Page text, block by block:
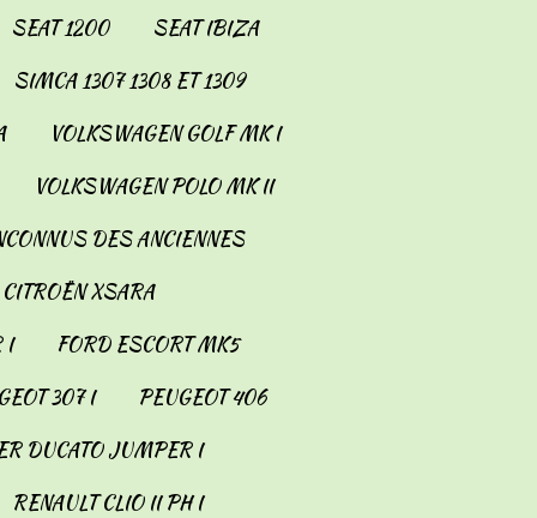
SEAT 1200
SEAT IBIZA
SIMCA 1307 1308 ET 1309
VOLKSWAGEN GOLF MK I
VOLKSWAGEN POLO MK II
DES ANCIENNES
CITROËN XSARA
I
FORD ESCORT MK5
307 I
PEUGEOT 406
DUCATO JUMPER I
RENAULT CLIO II PH I